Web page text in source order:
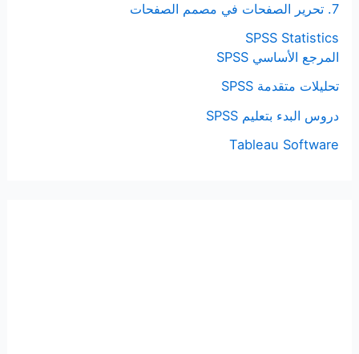
7. تحرير الصفحات في مصمم الصفحات
SPSS Statistics
المرجع الأساسي SPSS
تحليلات متقدمة SPSS
دروس البدء بتعليم SPSS
Tableau Software